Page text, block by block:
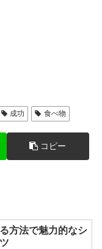
成功 食べ物
コピー
方法で魅力的なシ